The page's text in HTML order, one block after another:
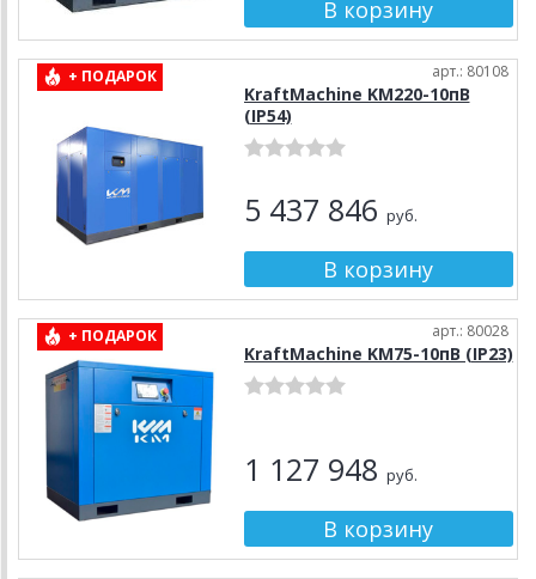
+ ПОДАРОК арт.: 80108
KraftMachine KM220-10пВ
(IP54)
5 437 846 руб.
+ ПОДАРОК арт.: 80028
KraftMachine KM75-10пВ (IP23)
1 127 948 руб.